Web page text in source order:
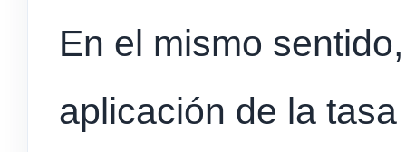
En el mismo
aplicación de la